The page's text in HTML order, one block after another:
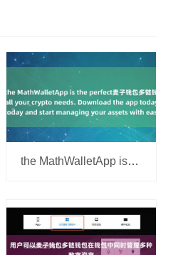
the MathWalletApp is the perfect麦子钱包多链钱包 companion